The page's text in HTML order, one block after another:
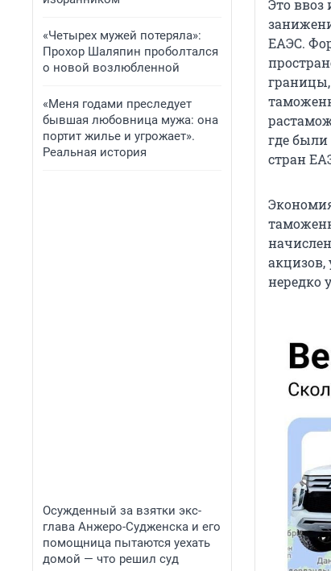
«Четырех мужей потеряла»:
Прохор Шаляпин проболтался
о новой возлюбленной
«Меня годами преследует
бывшая любовница мужа: она
портит жилье и угрожает».
Реальная история
Осужденный за взятки экс-
глава Анжеро-Судженска и его
помощница пытаются уехать
домой — что решил суд
Это ввоз
ЕАЭС.
границы,
где были
стран
акцизов,
нередко